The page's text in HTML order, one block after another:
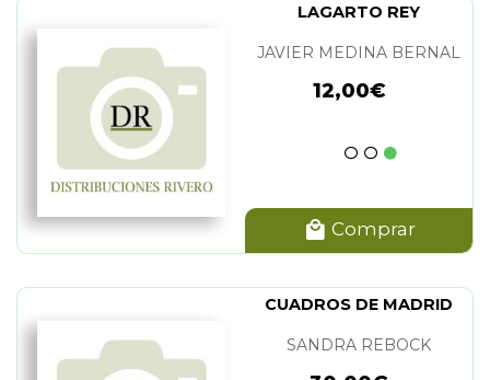
LAGARTO REY
JAVIER MEDINA BERNAL
12,00€
Comprar
CUADROS DE MADRID
SANDRA REBOCK